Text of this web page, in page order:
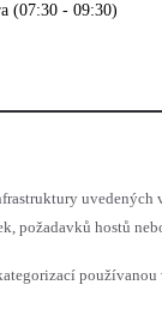
(07:30 - 09:30)
uvedených
požadavků hostů
používanou